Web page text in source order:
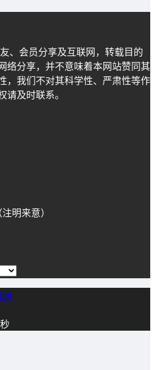
、会员分享及互联网，转载目的
络分享，并不意味着本网站赞同其
，我们不对其科学性、严肃性等作
请及时联系。
明来意）